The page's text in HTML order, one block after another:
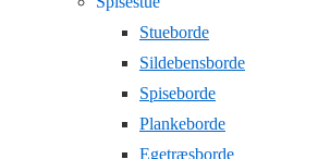
Stueborde
Sildebensborde
Spiseborde
Plankeborde
Egetræsborde